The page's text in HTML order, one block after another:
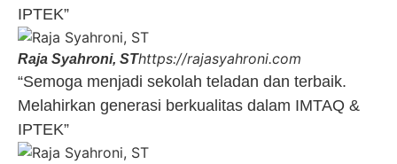
IPTEK”
Raja Syahroni, SThttps://rajasyahroni.com
“Semoga menjadi sekolah teladan dan terbaik.
Melahirkan generasi berkualitas dalam IMTAQ &
IPTEK”